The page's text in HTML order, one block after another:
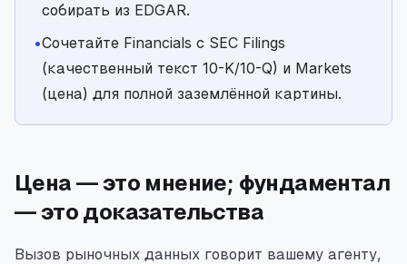
собирать из EDGAR.
•Сочетайте Financials с SEC Filings
(качественный текст 10-K/10-Q) и Markets
(цена) для полной заземлённой картины.
Цена — это мнение; фундаментал
— это доказательства
Вызов рыночных данных говорит вашему агенту,